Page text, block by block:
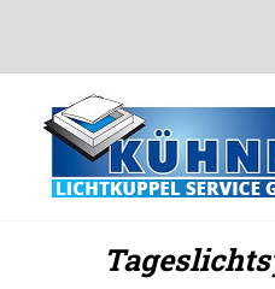
springen